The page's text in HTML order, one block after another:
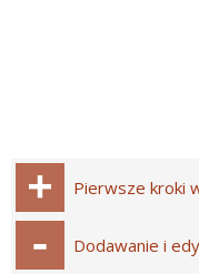
Pierwsze kroki
Dodawanie i